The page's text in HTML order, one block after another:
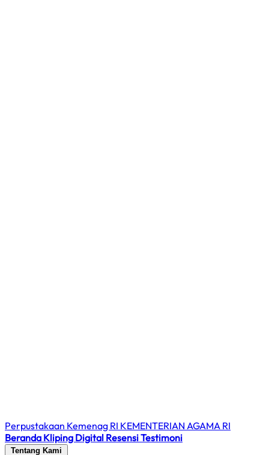
Perpustakaan Kemenag RI KEMENTERIAN AGAMA RI
Beranda Kliping Digital ResensiTestimoni
Tentang Kami